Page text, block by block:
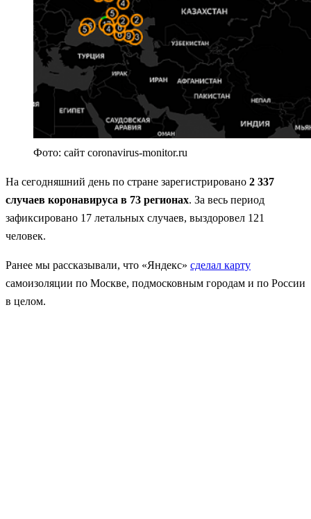
Фото: сайт coronavirus-monitor.ru
На сегодняшний день по стране зарегистрировано 2 337
случаев коронавируса в 73 регионах. За весь период
зафиксировано 17 летальных случаев, выздоровел 121
человек.
Ранее мы рассказывали, что «Яндекс» сделал карту
самоизоляции по Москве, подмосковным городам и по России
в целом.